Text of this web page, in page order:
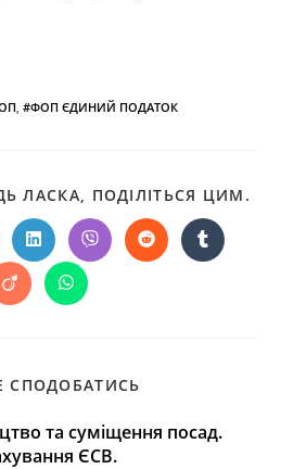
#ФОП ЄДИНИЙ ПОДАТОК
ЛАСКА, ПОДІЛІТЬСЯ ЦИМ.
та суміщення посад.
ЄСВ.